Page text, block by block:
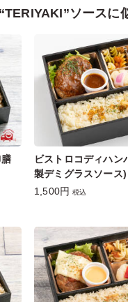
ソースに
ビストロコディハン
製デミグラスソース)
1,500円 税込